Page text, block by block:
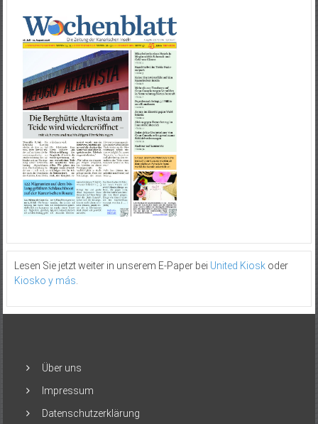
Lesen Sie jetzt weiter in unserem E-Paper bei United Kioskoder
Kiosko y más
Über uns
Impressum
Datenschutzerklärung